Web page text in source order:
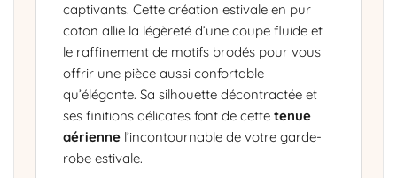
captivants. Cette création estivale en pur
coton allie la légèreté d’une coupe fluide et
le raffinement de motifs brodés pour vous
offrir une pièce aussi confortable
qu’élégante. Sa silhouette décontractée et
ses finitions délicates font de cettetenue
aérienne l’incontournable de votre garde-
robe estivale.